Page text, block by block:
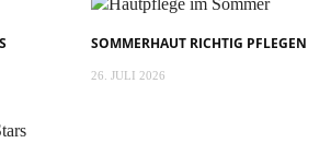
SOMMERHAUT RICHTIG PFLEGEN
26. JULI 2026